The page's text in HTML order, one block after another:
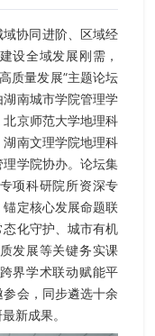
协同进阶、区域经
设全域发展刚需，
质量发展”主题论坛
南城市学院管理学
京师范大学地理科
南文理学院地理科
学院协办。论坛集
项科研院所资深专
定核心发展命题联
化守护、城市有机
发展等关键务实课
界学术联动赋能平
会，同步遴选十余
新成果。